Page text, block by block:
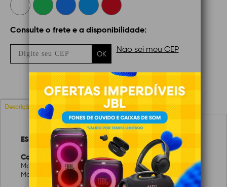
Consulte o frete e a disponibilidade:
OK Não sei meu CEP
Descrição Avaliações
ESPECIFICAÇÕES TÉCNICAS
Características:
Marca: SIL CABOS
Modelo: 00003.017.005.1.23